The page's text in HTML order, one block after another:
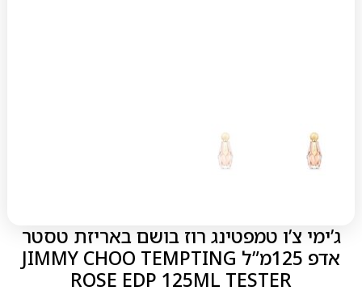
ג’ימי צ’ו טמפטינג רוז בושם באריזת טסטר
אדפ 125מ”ל JIMMY CHOO TEMPTING
ROSE EDP 125ML TESTER